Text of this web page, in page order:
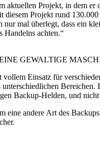
aktuellen Projekt, in dem
Projekt rund
nur mal überlegt, dass ein
Handelns achten.“
GEWALTIGE
Einsatz für
unterschiedlichen
Backup-Helden, und
eine andere Art des